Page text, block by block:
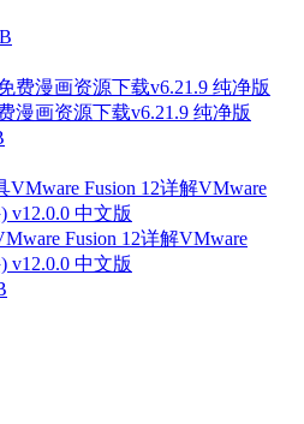
漫画资源下载v6.21.9 纯净版
Fusion 12详解VMware
v12.0.0 中文版